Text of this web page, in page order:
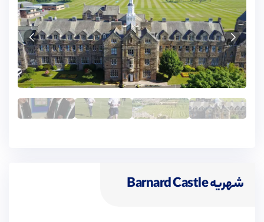
مسئولین این مدرسه در تلاش‌اند تا با فراهم کردن محیط مناسب،
فرصتی را در زمینه‌های مختلف آکادمیک، ورزشی و هنری برای هر
فرد ایجاد کرده و زمینه پیشرفت و موفقیت وی را مهیا سازند.
شهریه Barnard Castle